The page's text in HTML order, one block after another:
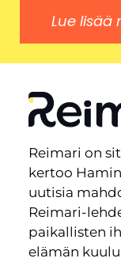
Lue
Reimari on
kertoo
uutisia
Reimari-
paikallisten
elämän